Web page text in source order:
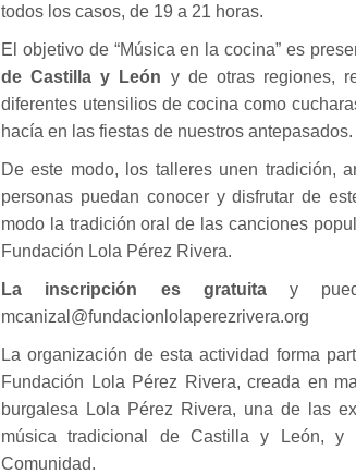
todos los casos, de 19 a 21 horas.
El objetivo de “Música en la cocina” es
de Castilla y León y de otras regiones,
diferentes utensilios de cocina como
hacía en las fiestas de nuestros antepasados.
De este modo, los talleres unen tradición,
personas puedan conocer y disfrutar de
modo la tradición oral de las canciones
Fundación Lola Pérez Rivera.
La inscripción es gratuitay
mcanizal@fundacionlolaperezrivera.org
La organización de esta actividad forma
Fundación Lola Pérez Rivera, creada en
burgalesa Lola Pérez Rivera, una de las
música tradicional de Castilla y León,
Comunidad.